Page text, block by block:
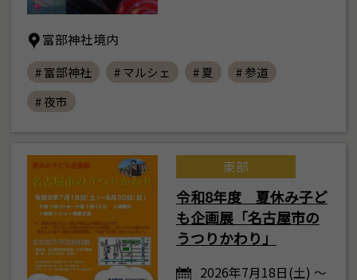
富部神社境内
# 富部神社 # マルシェ # 夏
# 参道
# 夜市
東部
令和8年度 夏休み子ど
も企画展「名古屋市の
うつりかわり」
2026年7月18日(土) ～